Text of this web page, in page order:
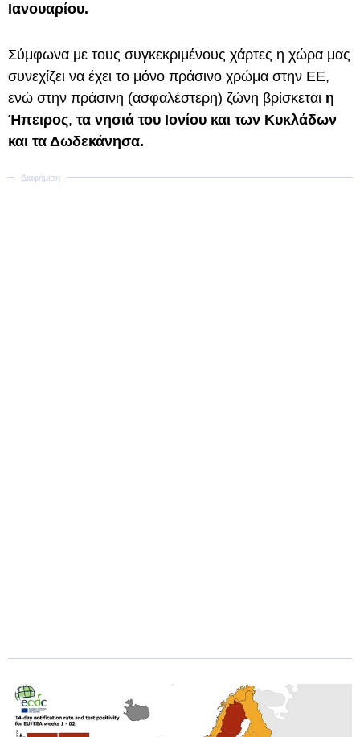
Ιανουαρίου.
Σύμφωνα με τους συγκεκριμένους χάρτες η χώρα μας
συνεχίζει να έχει το μόνο πράσινο χρώμα στην ΕΕ,
ενώ στην πράσινη (ασφαλέστερη) ζώνη βρίσκεται η
Ήπειρος, τα νησιά του Ιονίου και των Κυκλάδων
και τα Δωδεκάνησα.